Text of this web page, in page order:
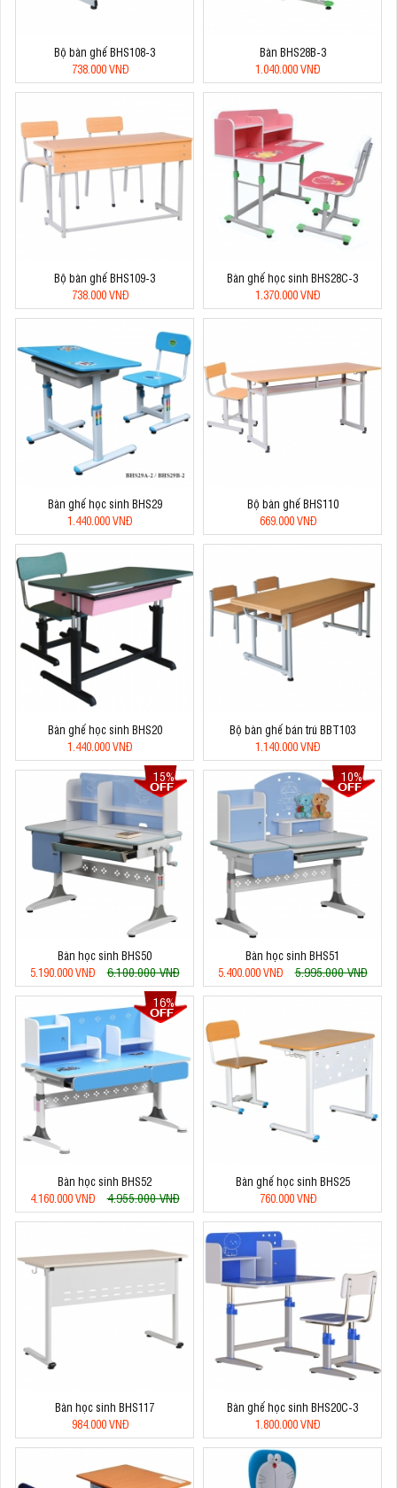
Bộ bàn ghế BHS108-3
738.000 VNĐ
Bàn BHS28B-3
1.040.000 VNĐ
Bộ bàn ghế BHS109-3
738.000 VNĐ
Bàn ghế học sinh BHS28C-3
1.370.000 VNĐ
Bàn ghế học sinh BHS29
1.440.000 VNĐ
Bộ bàn ghế BHS110
669.000 VNĐ
Bàn ghế học sinh BHS20
1.440.000 VNĐ
Bộ bàn ghế bán trú BBT103
1.140.000 VNĐ
15%
Bàn học sinh BHS50
5.190.000 VNĐ
6.100.000 VNĐ
10%
Bàn học sinh BHS51
5.400.000 VNĐ
5.995.000 VNĐ
16%
Bàn học sinh BHS52
4.160.000 VNĐ
4.955.000 VNĐ
Bàn ghế học sinh BHS25
760.000 VNĐ
Bàn học sinh BHS117
984.000 VNĐ
Bàn ghế học sinh BHS20C-3
1.800.000 VNĐ